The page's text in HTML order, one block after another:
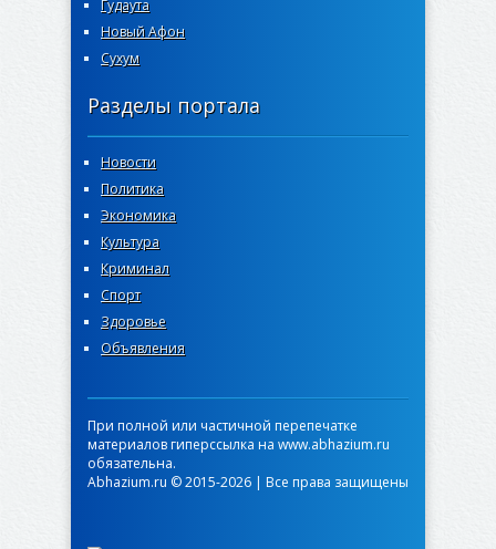
Гудаута
Новый Афон
Сухум
Разделы портала
Новости
Политика
Экономика
Культура
Криминал
Спорт
Здоровье
Объявления
При полной или частичной перепечатке
материалов гиперссылка на www.abhazium.ru
обязательна.
Abhazium.ru © 2015-2026 | Все права защищены